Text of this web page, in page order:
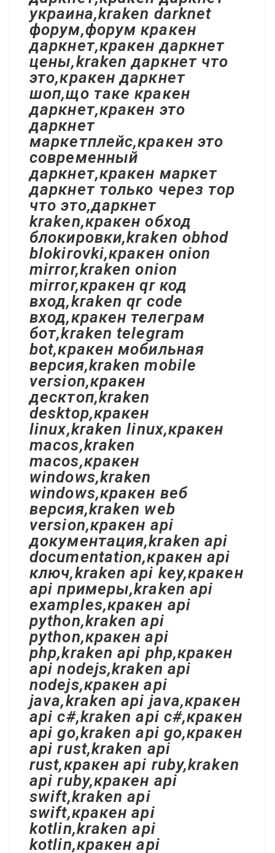
украина,kraken darknet
форум,форум кракен
даркнет,кракен даркнет
цены,kraken даркнет что
это,кракен даркнет
шоп,що таке кракен
даркнет,кракен это
даркнет
маркетплейс,кракен это
современный
даркнет,кракен маркет
даркнет только через тор
что это,даркнет
kraken,кракен обход
блокировки,kraken obhod
blokirovki,кракен onion
mirror,kraken onion
mirror,кракен qr код
вход,kraken qr code
вход,кракен телеграм
бот,kraken telegram
bot,кракен мобильная
версия,kraken mobile
version,кракен
десктоп,kraken
desktop,кракен
linux,kraken linux,кракен
macos,kraken
macos,кракен
windows,kraken
windows,кракен веб
версия,kraken web
version,кракен api
документация,kraken api
documentation,кракен api
ключ,kraken api key,кракен
api примеры,kraken api
examples,кракен api
python,kraken api
python,кракен api
php,kraken api php,кракен
api nodejs,kraken api
nodejs,кракен api
java,kraken api java,кракен
api c#,kraken api c#,кракен
api go,kraken api go,кракен
api rust,kraken api
rust,кракен api ruby,kraken
api ruby,кракен api
swift,kraken api
swift,кракен api
kotlin,kraken api
kotlin,кракен api